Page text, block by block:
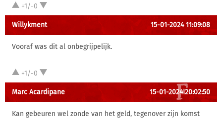
+1/-0
Willykment 15-01-2024 11:09:08
Vooraf was dit al onbegrijpelijk.
+1/-0
Marc Acardipane 15-01-2024 20:02:50
Kan gebeuren wel zonde van het geld, tegenover zijn komst